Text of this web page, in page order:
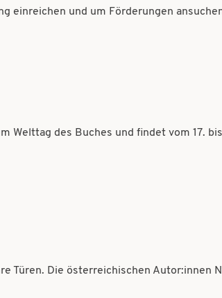
einreichen und um Förderungen
Welttag des Buches und findet vom 17.
Türen. Die österreichischen Autor:innen